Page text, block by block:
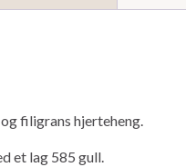
filigrans hjerteheng.
et lag 585 gull.